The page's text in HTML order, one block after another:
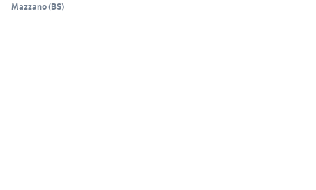
Mazzano(BS)